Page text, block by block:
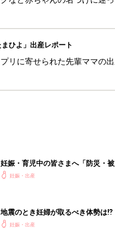
地震のとき妊婦が取るべき体勢は⁉︎
妊娠・出産
【羚】を使った名前の漢字の意味
< 1 2